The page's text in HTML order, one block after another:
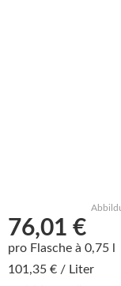
76,01 €
pro Flasche à 0,75 l
101,35 € / Liter